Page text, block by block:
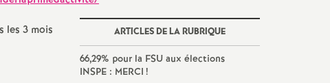
les 3 mois
ARTICLES DE LA RUBRIQUE
66,29% pour la FSUaux élections
INSPE: MERCI !